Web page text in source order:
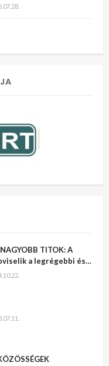
TITOK: A
a legrégebbi és
a Földön – No,